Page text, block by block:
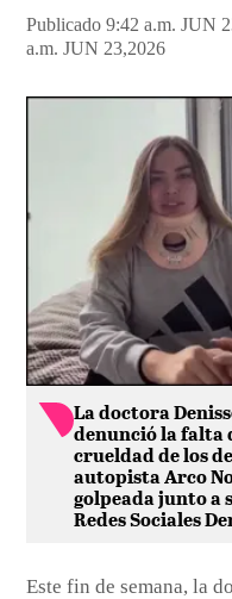
Publicado 9:42 a.m. JUN
a.m. JUN 23,2026
La doctora
denunció la falta
crueldad de los
autopista Arco
golpeada junto a
Redes Sociales
Este fin de semana, la